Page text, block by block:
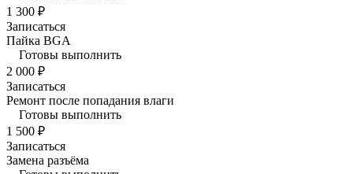
1 300 ₽
Записаться
Пайка BGA
Готовы выполнить
2 000 ₽
Записаться
Ремонт после попадания влаги
Готовы выполнить
1 500 ₽
Записаться
Замена разъёма